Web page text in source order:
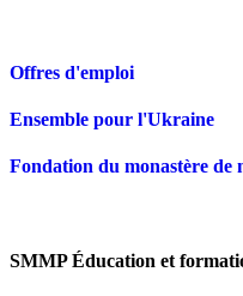
Offres d'emploi
Ensemble pour l'Ukraine
Fondation du monastère de
SMMP Éducation et